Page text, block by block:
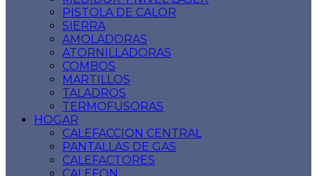
PISTOLA DE CALOR
SIERRA
AMOLADORAS
ATORNILLADORAS
COMBOS
MARTILLOS
TALADROS
TERMOFUSORAS
HOGAR
CALEFACCION CENTRAL
PANTALLAS DE GAS
CALEFACTORES